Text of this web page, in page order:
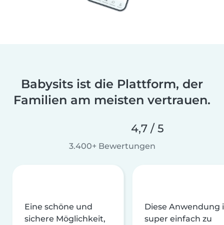
Babysits ist die Plattform, der
Familien am meisten vertrauen.
4,7 / 5
3.400+ Bewertungen
Eine schöne und
sichere Möglichkeit,
Diese Anwendung
super einfach zu